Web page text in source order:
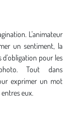
L'animateur
un sentiment, la
d'obligation pour les
Tout dans
exprimer un mot
eux.